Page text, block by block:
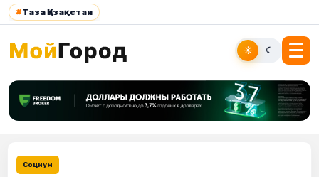
#Таза Қазақстан
☀ ☾
Социум